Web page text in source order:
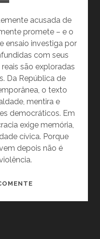
acusada de
promete – e o
ensaio investiga por
com seus
são exploradas
Da República de
o texto
mentira e
democráticos. Em
exige memória,
cívica. Porque
depois não é
DEMOCRACIA